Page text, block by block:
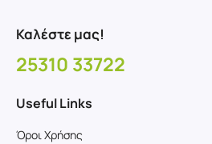
Καλέστε μας!
25310 33722
Useful Links
Όροι Χρήσης